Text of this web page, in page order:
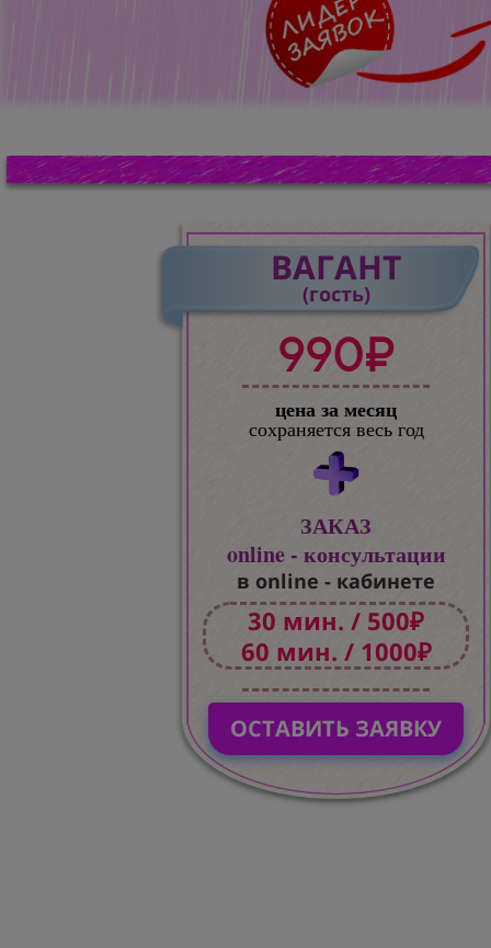
ВАГАНТ
(гость)
990₽
цена за месяц
сохраняется весь год
ЗАКАЗ
online - консультации
в online - кабинете
30 мин. / 500₽
60 мин. / 1000₽
ОСТАВИТЬ ЗАЯВКУ